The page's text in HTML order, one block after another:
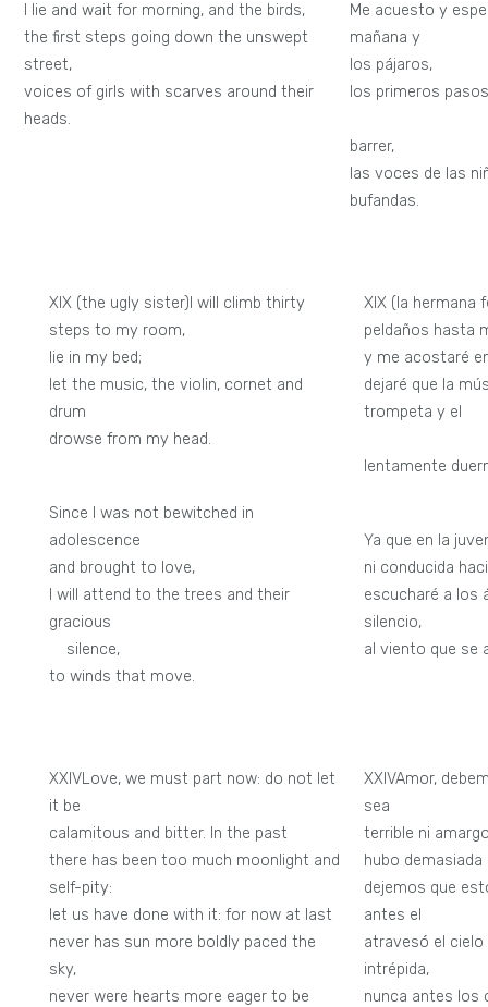
I lie and wait for morning, and the birds,
the first steps going down the unswept
street,
voices of girls with scarves around their
heads.
Me acuesto y
los pájaros,
los primeros
barrer,
las voces de las
bufandas.
XIX (the ugly sister)I will climb thirty
steps to my room,
lie in my bed;
let the music, the violin, cornet and
drum
drowse from my head.
Since I was not bewitched in
adolescence
and brought to love,
I will attend to the trees and their
gracious
silence,
to winds that move.
XIX (la hermana
peldaños hasta
y me acostaré
dejaré que la
trompeta y el
lentamente
Ya que en la
ni conducida
escucharé a los
silencio,
al viento que se
XXIVLove, we must part now: do not let
it be
calamitous and bitter. In the past
there has been too much moonlight and
self-pity:
let us have done with it: for now at last
never has sun more boldly paced the
sky,
never were hearts more eager to be
XXIVAmor,
sea
terrible ni
hubo
dejemos que
atravesó el
intrépida,
nunca antes los